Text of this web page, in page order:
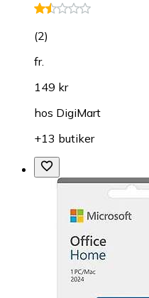
(2)
fr.
149 kr
hos DigiMart
+13 butiker